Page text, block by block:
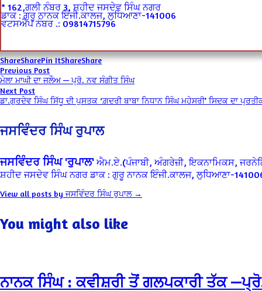
* 162,ਗਲੀ ਨੰਬਰ 3, ਸ਼ਹੀਦ ਜਸਦੇਵ ਸਿੰਘ ਨਗਰ
ਡਾਕ : ਗੁਰੂ ਨਾਨਕ ਇੰਜੀ.ਕਾਲਜ, ਲੁਧਿਆਣਾ-141006
ਵਟਸਐਪ ਨੰਬਰ .: 09814715796
ShareSharePin ItShareShare
Post
navigation
Previous PostPrevious
post:
ਮੇਲਾ ਮਾਘੀ ਦਾ ਜਲੌਅ — ਪ੍ਰੋ. ਨਵ ਸੰਗੀਤ ਸਿੰਘ
Next PostNext
post:
ਡਾ.ਗੁਰਦੇਵ ਸਿੰਘ ਸਿੱਧੂ ਦੀ ਪੁਸਤਕ ‘ਗ਼ਦਰੀ ਬਾਬਾ ਨਿਧਾਨ ਸਿੰਘ ਮਹੇਸਰੀ’ ਸਿਦਕ ਦਾ
ਜਸਵਿੰਦਰ ਸਿੰਘ ਰੁਪਾਲ
ਜਸਵਿੰਦਰ ਸਿੰਘ 'ਰੁਪਾਲ' ਐਮ.ਏ.(ਪੰਜਾਬੀ, ਅੰਗਰੇਜ਼ੀ, ਇਕਨਾਮਿਕਸ,
ਸ਼ਹੀਦ ਜਸਦੇਵ ਸਿੰਘ ਨਗਰ ਡਾਕ : ਗੁਰੂ ਨਾਨਕ ਇੰਜੀ.ਕਾਲਜ, ਲੁਧਿਆਣਾ-
View all posts by ਜਸਵਿੰਦਰ ਸਿੰਘ ਰੁਪਾਲ →
You might also like
ਨਾਨਕ ਸਿੰਘ : ਕਵੀਸ਼ਰੀ ਤੋਂ ਗਲਪਕਾਰੀ ਤੱਕ